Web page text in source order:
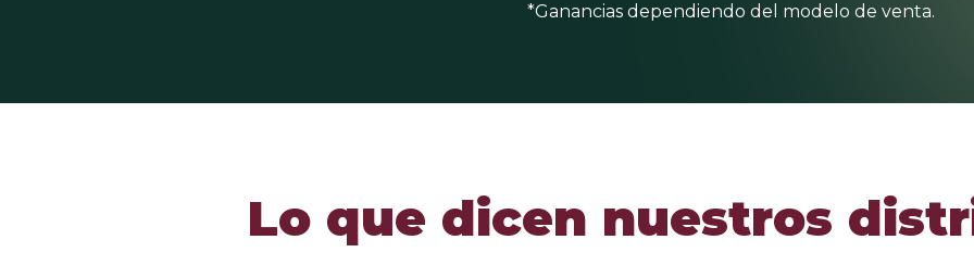
*Ganancias dependiendo del modelo de venta.
Lo que dicen nuestros